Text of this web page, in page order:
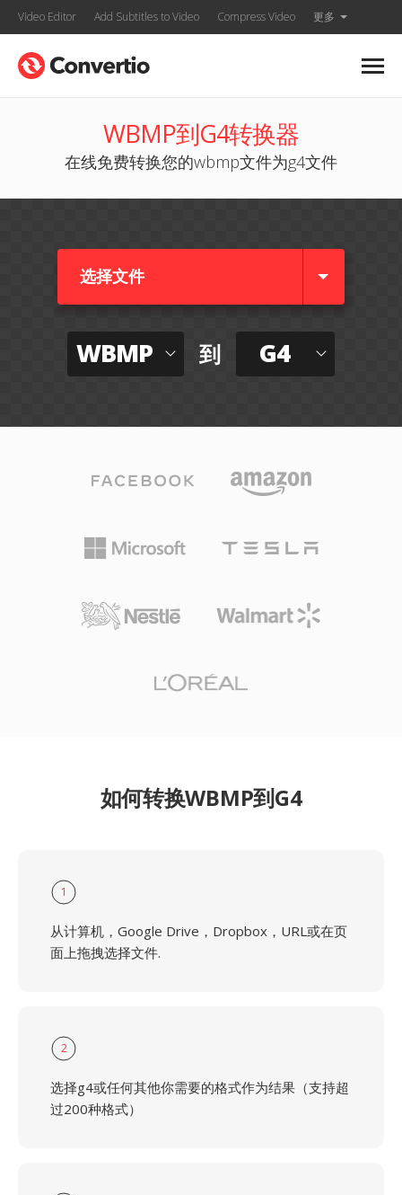
Video Editor Add Subtitles to Video Compress Video 更多
WBMP到G4转换器
在线免费转换您的wbmp文件为g4文件
选择文件
WBMP 到 G4
如何转换WBMP到G4
1
从计算机，Google Drive，Dropbox，URL或在页
面上拖拽选择文件.
2
选择g4或任何其他你需要的格式作为结果（支持超
过200种格式）